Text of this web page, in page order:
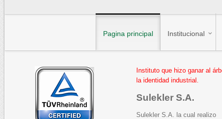
Pagina principal Institucional
Instituto que hizo ganar al
la identidad industrial.
Sulekler S.A.
Sulekler S.A. la cual realizo